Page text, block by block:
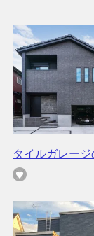
タイルガレージ